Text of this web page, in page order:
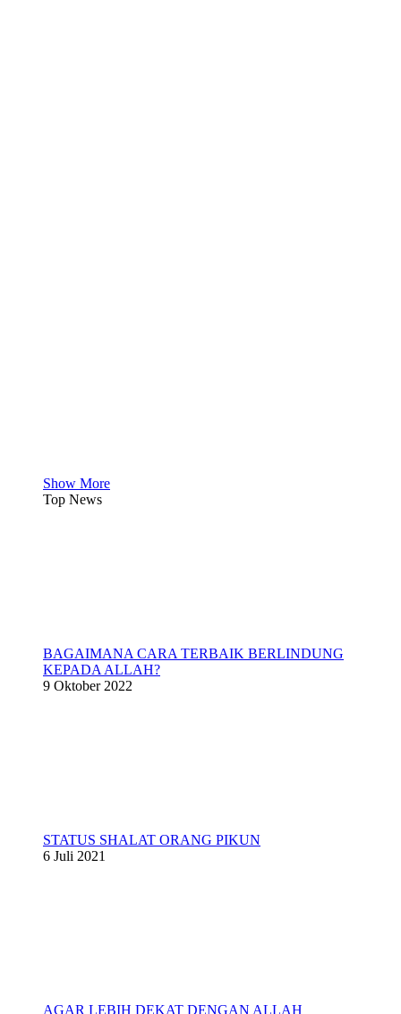
Show More
Top News
BAGAIMANA CARA TERBAIK BERLINDUNG
KEPADA ALLAH?
9 Oktober 2022
STATUS SHALAT ORANG PIKUN
6 Juli 2021
AGAR LEBIH DEKAT DENGAN ALLAH